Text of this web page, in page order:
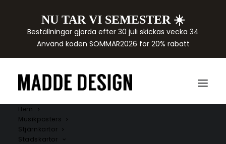
NU TAR VI SEMESTER ☀️
Beställningar gjorda efter 30 juli skickas vecka 34
Använd koden SOMMAR2026 för 20% rabatt
Hem
Musikposters
Stjärnkartor
Stadskartor